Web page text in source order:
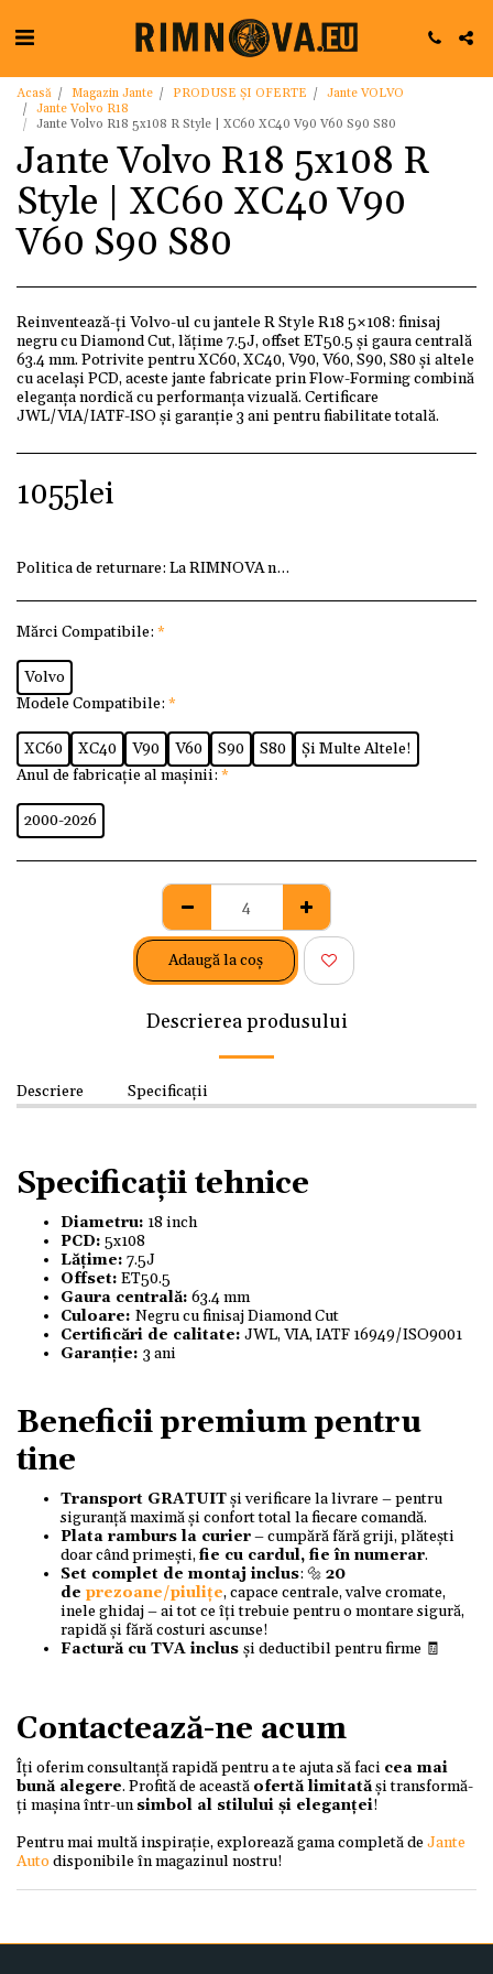
Acasă Magazin Jante PRODUSE ȘI OFERTE
Jante VOLVO
Jante Volvo R18
Jante Volvo R18 5x108 R Style | XC60 XC40 V90 V60 S90 S80
Jante Volvo R18 5x108 R
Style | XC60 XC40 V90
V60 S90 S80
Reinventează-ți Volvo-ul cu jantele R Style R18 5×108: finisaj
negru cu Diamond Cut, lățime 7.5J, offset ET50.5 și gaura centrală
63.4 mm. Potrivite pentru XC60, XC40, V90, V60, S90, S80 şi altele
cu același PCD, aceste jante fabricate prin Flow-Forming combină
eleganța nordică cu performanța vizuală. Certificare
JWL/VIA/IATF-ISO și garanţie 3 ani pentru fiabilitate totală.
1055lei
Politica de returnare: La RIMNOVA ne dorim ca fiecare
Mărci Compatibile: *
Volvo
Modele Compatibile: *
XC60 XC40 V90 V60 S90 S80
Și Multe Altele!
Anul de fabricație al mașinii: *
2000-2026
Adaugă la coş
Descrierea produsului
Descriere Specificații
Specificații tehnice
Diametru: 18 inch
PCD: 5x108
Lățime: 7.5J
Offset: ET50.5
Gaura centrală: 63.4 mm
Culoare: Negru cu finisaj Diamond Cut
Certificări de calitate: JWL, VIA, IATF 16949/ISO9001
Garanție: 3 ani
Beneficii premium pentru
tine
Transport GRATUITși verificare la livrare – pentru
siguranță maximă și confort total la fiecare comandă.
Plata ramburs la curier– cumpără fără griji, plătești
doar când primești,fie cu cardul, fie în numerar.
Set complet de montaj inclus: 🔩 20
de prezoane/piulițe, capace centrale, valve cromate,
inele ghidaj – ai tot ce îți trebuie pentru o montare sigură,
rapidă și fără costuri ascunse!
Factură cu TVA inclus și deductibil pentru firme 🧾
Contactează-ne acum
Îți oferim consultanță rapidă pentru a te ajuta să faci cea mai
bună alegere. Profită de această ofertă limitatăși transformă-
ți mașina într-unsimbol al stilului și eleganței!
Pentru mai multă inspirație, explorează gama completă deJante
Autodisponibile în magazinul nostru!